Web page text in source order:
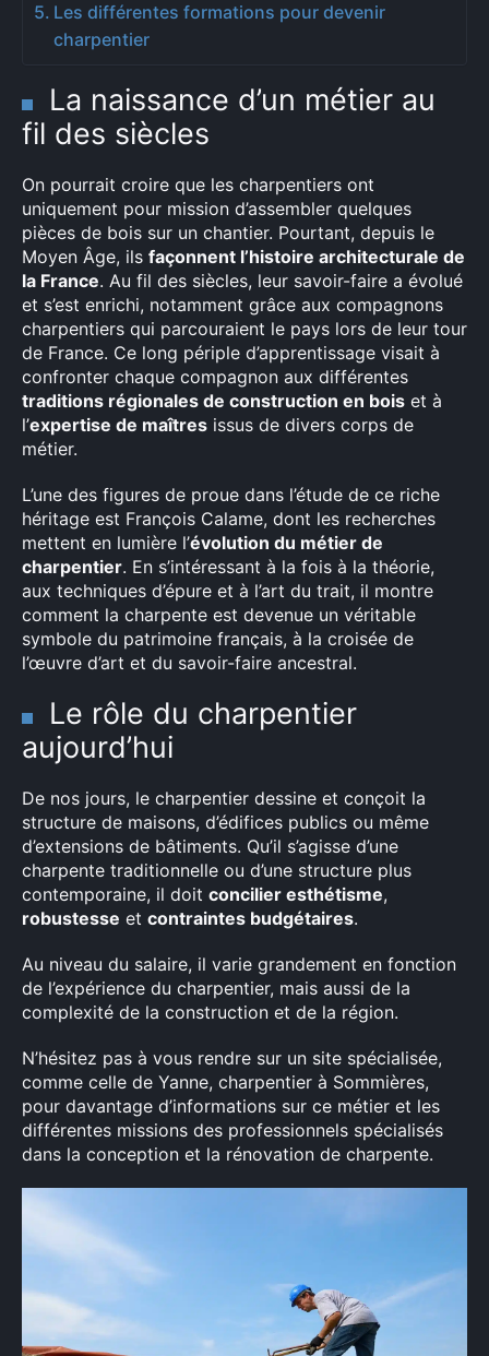
Les différentes formations pour devenir
charpentier
La naissance d’un métier au
fil des siècles
On pourrait croire que les charpentiers ont
uniquement pour mission d’assembler quelques
pièces de bois sur un chantier. Pourtant, depuis le
Moyen Âge, ils façonnent l’histoire architecturale de
la France. Au fil des siècles, leur savoir-faire a évolué
et s’est enrichi, notamment grâce aux compagnons
charpentiers qui parcouraient le pays lors de leur tour
de France. Ce long périple d’apprentissage visait à
confronter chaque compagnon aux différentes
traditions régionales de construction en bois et à
l’expertise de maîtres issus de divers corps de
métier.
L’une des figures de proue dans l’étude de ce riche
héritage est François Calame, dont les recherches
mettent en lumière l’évolution du métier de
charpentier. En s’intéressant à la fois à la théorie,
aux techniques d’épure et à l’art du trait, il montre
comment la charpente est devenue un véritable
symbole du patrimoine français, à la croisée de
l’œuvre d’art et du savoir-faire ancestral.
Le rôle du charpentier
aujourd’hui
De nos jours, le charpentier dessine et conçoit la
structure de maisons, d’édifices publics ou même
d’extensions de bâtiments. Qu’il s’agisse d’une
charpente traditionnelle ou d’une structure plus
contemporaine, il doit concilier esthétisme,
robustesse et contraintes budgétaires.
Au niveau du salaire, il varie grandement en fonction
de l’expérience du charpentier, mais aussi de la
complexité de la construction et de la région.
N’hésitez pas à vous rendre sur un site spécialisée,
comme celle de Yanne, charpentier à Sommières,
pour davantage d’informations sur ce métier et les
différentes missions des professionnels spécialisés
dans la conception et la rénovation de charpente.